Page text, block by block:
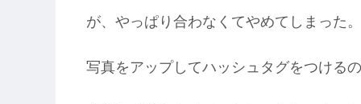
が、やっぱり合わなくてやめてしまった。
写真をアップしてハッシュタグをつける